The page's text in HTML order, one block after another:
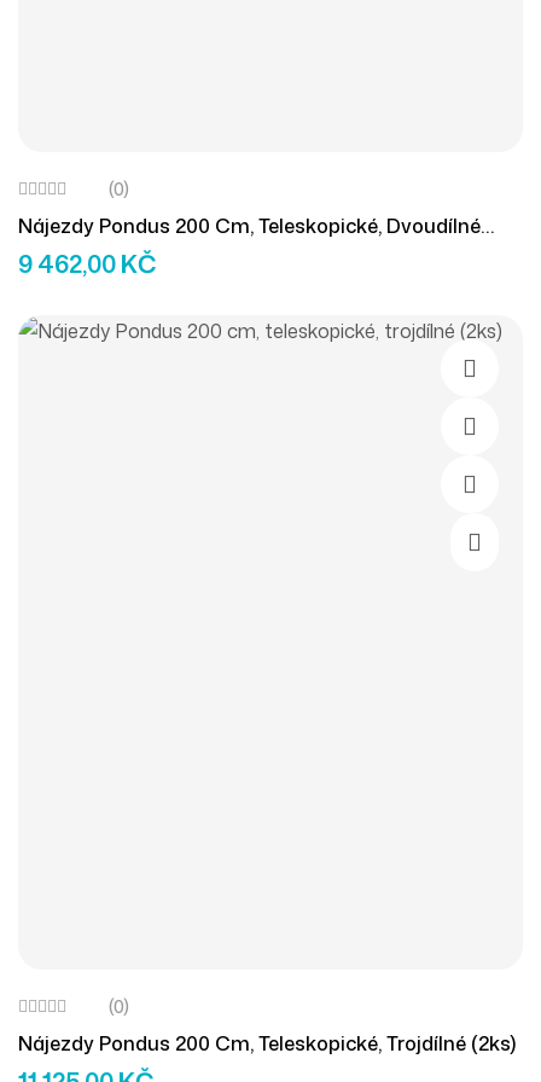
(0)
Nájezdy Pondus 200 Cm, Teleskopické, Dvoudílné
(2ks)
9 462,00KČ
Přidat
(0)
Nájezdy Pondus 200 Cm, Teleskopické, Trojdílné (2ks)